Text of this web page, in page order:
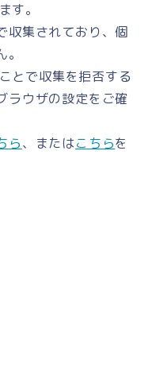
す。
収集されており、個
とで収集を拒否する
ラウザの設定をご確
ら、またはこちらを